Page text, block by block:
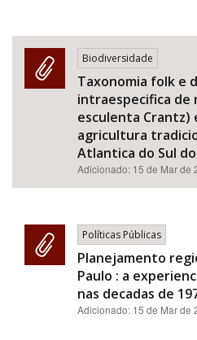
Biodiversidade
Taxonomia folk e
intraespecifica de
esculenta Crantz)
agricultura
Atlantica do Sul
Adicionado: 15 de Mar de
Políticas Públicas
Planejamento
Paulo : a
nas decadas de
Adicionado: 15 de Mar de